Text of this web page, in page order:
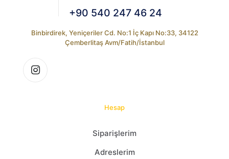
+90 540 247 46 24
Binbirdirek, Yeniçeriler Cd. No:1 İç Kapı No:33, 34122
Çemberlitaş Avm/Fatih/İstanbul
Hesap
Siparişlerim
Adreslerim